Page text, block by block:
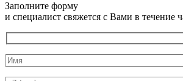
Заполните форму
и специалист свяжется с Вами в течение